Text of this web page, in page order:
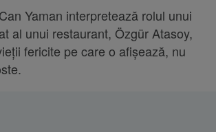
Yaman interpretează rolul unui
al unui restaurant, Özgür Atasoy,
fericite pe care o afişează, nu